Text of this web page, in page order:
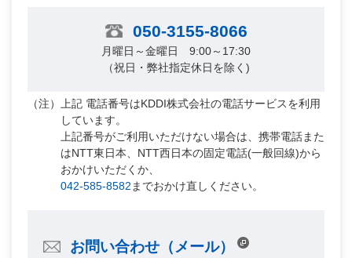
050-3155-8066
月曜日～金曜日 9:00～17:30
（祝日・弊社指定休日を除く)
お問い合わせ（メール）
上記 電話番号はKDDI株式会社の電話サービスを利用
しています。
上記番号がご利用いただけない場合は、携帯電話また
はNTT東日本、NTT西日本の固定電話(一般回線)から
おかけいただくか、
042-585-8582 までおかけ直しください。